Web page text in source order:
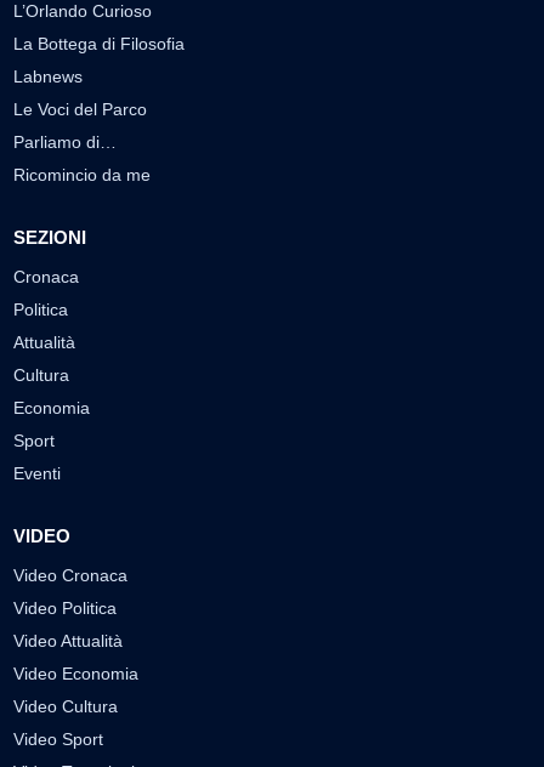
L’Orlando Curioso
La Bottega di Filosofia
Labnews
Le Voci del Parco
Parliamo di…
Ricomincio da me
SEZIONI
Cronaca
Politica
Attualità
Cultura
Economia
Sport
Eventi
VIDEO
Video Cronaca
Video Politica
Video Attualità
Video Economia
Video Cultura
Video Sport